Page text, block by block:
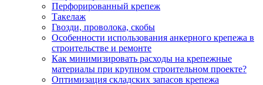
Перфорированный крепеж
Такелаж
Гвозди, проволока, скобы
Особенности использования анкерного крепежа в
строительстве и ремонте
Как минимизировать расходы на крепежные
материалы при крупном строительном проекте?
Оптимизация складских запасов крепежа